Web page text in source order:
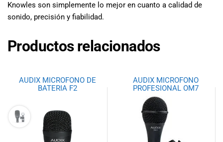
Knowles son simplemente lo mejor en cuanto a calidad de
sonido, precisión y fiabilidad.
Productos relacionados
AUDIX MICROFONO DE
BATERIA F2
AUDIX MICROFONO
PROFESIONAL OM7